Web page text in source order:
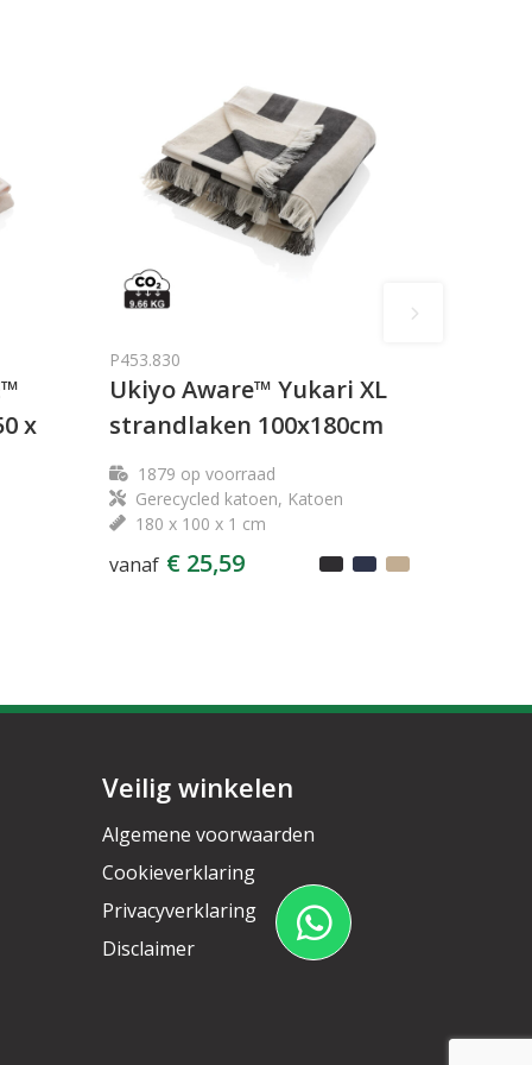
x
P453.830
Ukiyo Aware™ Yukari XL
strandlaken 100x180cm
1879 op voorraad
Gerecycled katoen, Katoen
180 x 100 x 1 cm
vanaf € 25,59
Veilig winkelen
Algemene voorwaarden
Cookieverklaring
Privacyverklaring
Disclaimer